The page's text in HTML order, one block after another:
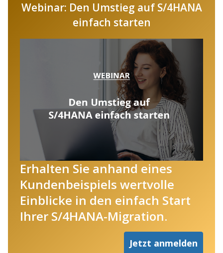
Webinar: Den Umstieg auf S/4HANA
einfach starten
Erhalten Sie anhand eines
Kundenbeispiels wertvolle
Einblicke in den einfach Start
Ihrer S/4HANA-Migration.
Jetzt anmelden